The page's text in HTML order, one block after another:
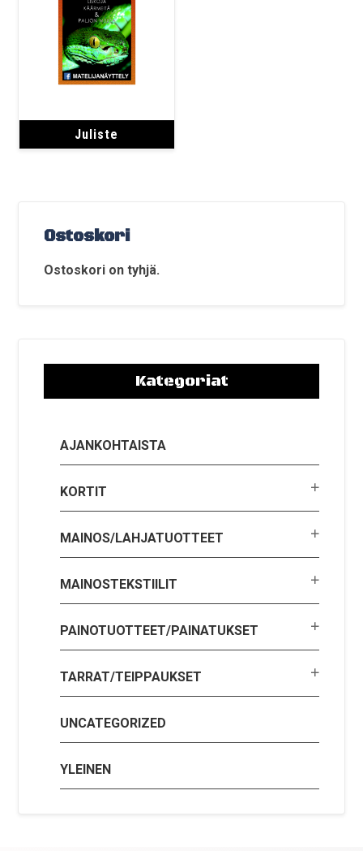
Juliste
Ostoskori
Ostoskori on tyhjä.
Kategoriat
AJANKOHTAISTA
KORTIT
MAINOS/LAHJATUOTTEET
MAINOSTEKSTIILIT
PAINOTUOTTEET/PAINATUKSET
TARRAT/TEIPPAUKSET
UNCATEGORIZED
YLEINEN